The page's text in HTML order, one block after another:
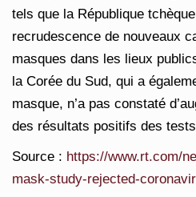
tels que la République
recrudescence de nouveaux
masques dans les lieux
la Corée du Sud, qui a
masque, n’a pas constaté
des résultats positifs des
Source : https://www.rt.com/
mask-study-rejected-